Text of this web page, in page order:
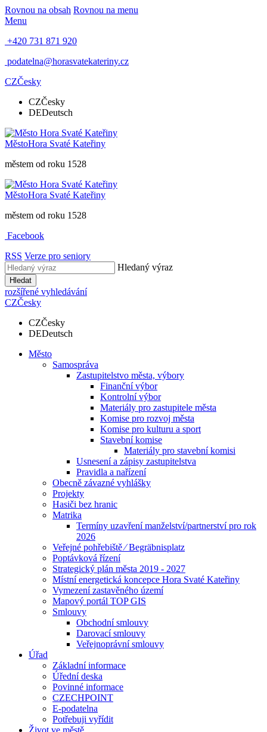
Rovnou na obsah Rovnou na menu
Menu
+420 731 871 920
podatelna@horasvatekateriny.cz
CZČesky
CZČesky
DEDeutsch
MěstoHora Svaté Kateřiny
městem od roku 1528
MěstoHora Svaté Kateřiny
městem od roku 1528
Facebook
RSS Verze pro seniory
Hledaný výraz
Hledat
rozšířené vyhledávání
CZČesky
CZČesky
DEDeutsch
Město
Samospráva
Zastupitelstvo města, výbory
Finanční výbor
Kontrolní výbor
Materiály pro zastupitele města
Komise pro rozvoj města
Komise pro kulturu a sport
Stavební komise
Materiály pro stavební komisi
Usnesení a zápisy zastupitelstva
Pravidla a nařízení
Obecně závazné vyhlášky
Projekty
Hasiči bez hranic
Matrika
Termíny uzavření manželství/partnerství pro rok
2026
Veřejné pohřebiště ⁄ Begräbnisplatz
Poptávková řízení
Strategický plán města 2019 - 2027
Místní energetická koncepce Hora Svaté Kateřiny
Vymezení zastavěného území
Mapový portál TOP GIS
Smlouvy
Obchodní smlouvy
Darovací smlouvy
Veřejnoprávní smlouvy
Úřad
Základní informace
Úřední deska
Povinné informace
CZECHPOINT
E-podatelna
Potřebuji vyřídit
Život ve městě